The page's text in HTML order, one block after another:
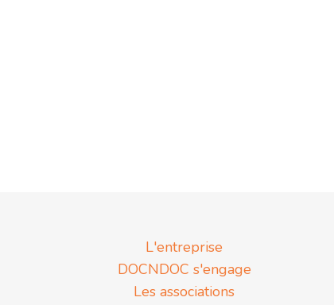
L'entreprise
DOCNDOC s'engage
Les associations